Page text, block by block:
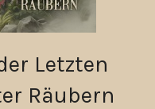
Letzten
Räubern